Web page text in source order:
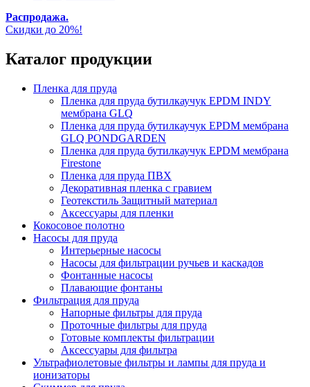
Распродажа.
Скидки до 20%!
Каталог продукции
Пленка для пруда
Пленка для пруда бутилкаучук EPDM INDY
мембрана GLQ
Пленка для пруда бутилкаучук EPDM мембрана
GLQ PONDGARDEN
Пленка для пруда бутилкаучук EPDM мембрана
Firestone
Пленка для пруда ПВХ
Декоративная пленка с гравием
Геотекстиль Защитный материал
Аксессуары для пленки
Кокосовое полотно
Насосы для пруда
Интерьерные насосы
Насосы для фильтрации ручьев и каскадов
Фонтанные насосы
Плавающие фонтаны
Фильтрация для пруда
Напорные фильтры для пруда
Проточные фильтры для пруда
Готовые комплекты фильтрации
Аксессуары для фильтра
Ультрафиолетовые фильтры и лампы для пруда и
ионизаторы